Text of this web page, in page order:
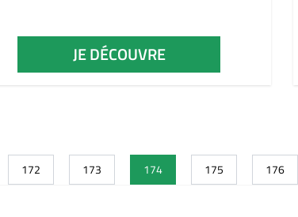
JE DÉCOUVRE
172 173 174 175 176